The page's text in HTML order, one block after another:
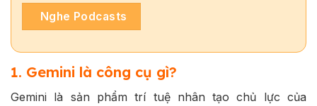
Nghe Podcasts
1. Gemini là công cụ gì?
Gemini là sản phẩm trí tuệ nhân tạo chủ lực của